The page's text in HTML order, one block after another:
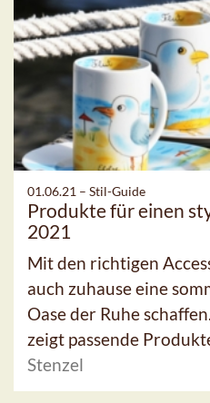
01.06.21 – Stil-Guide
Produkte für einen
2021
Mit den richtigen
auch zuhause eine
Oase der Ruhe
zeigt passende
Stenzel